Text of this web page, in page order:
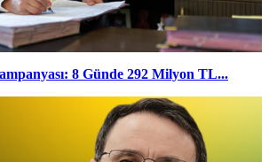
8 Günde 292 Milyon TL...